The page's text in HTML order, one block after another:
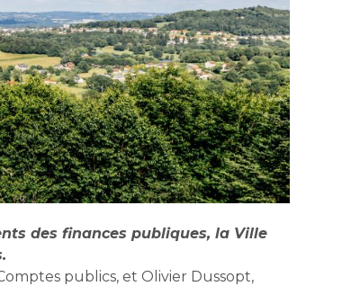
des finances publiques, la Ville
publics, et Olivier Dussopt,